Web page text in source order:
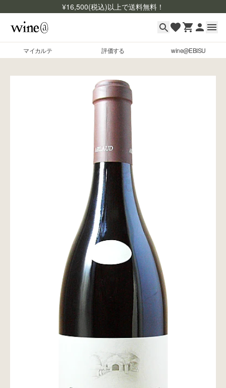
¥16,500(税込)以上で送料無料！
マイカルテ 評価する wine@EBISU
マイカルテ
wine@とは